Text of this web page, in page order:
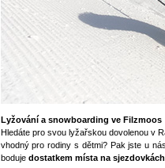
Lyžování a snowboarding ve Filzmoos
Hledáte pro svou lyžařskou dovolenou v
vhodný pro rodiny s dětmi? Pak jste u
boduje dostatkem místa na